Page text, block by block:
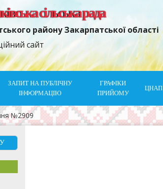
сільська рада
району Закарпатської області
сайт
ЗАПИТ НА ПУБЛІЧНУ
ІНФОРМАЦІЮ
ГРАФІКИ
ПРИЙОМУ
ЦНАП
№2909